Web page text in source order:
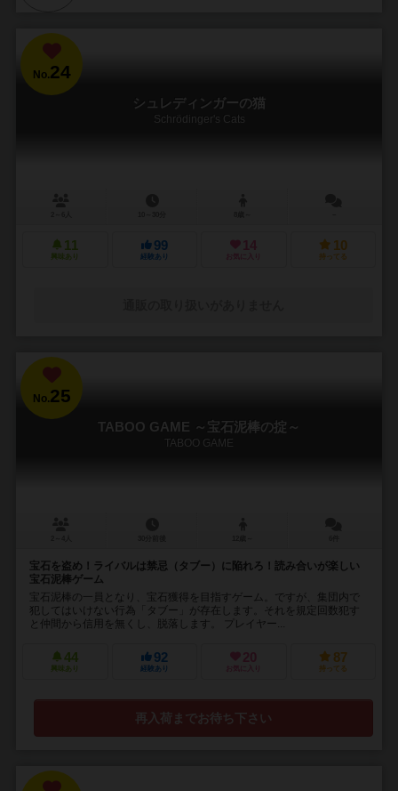
No.24
シュレディンガーの猫
Schrödinger's Cats
11
興味あり
99
経験あり
14
お気に入り
10
持ってる
No.25
TABOO GAME ～宝石泥棒の掟～
TABOO GAME
宝石を盗め！ライバルは禁忌（タブー）に陥れろ！読み合いが楽しい
宝石泥棒ゲーム
宝石泥棒の一員となり、宝石獲得を目指すゲーム。ですが、集団内で
犯してはいけない行為「タブー」が存在します。それを規定回数犯す
と仲間から信用を無くし、脱落します。 プレイヤー...
44
興味あり
92
経験あり
20
お気に入り
87
持ってる
再入荷までお待ち下さい